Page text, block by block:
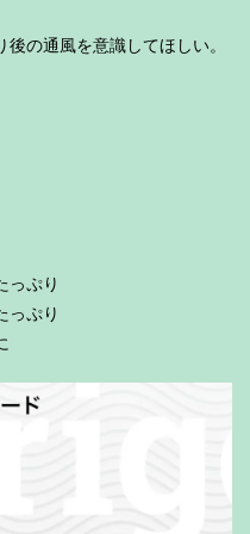
の通風を意識してほしい。
っぷり
ぷり